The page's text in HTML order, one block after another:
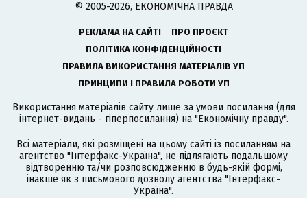
© 2005-2026, ЕКОНОМІЧНА ПРАВДА
РЕКЛАМА НА САЙТІ
ПРО ПРОЄКТ
ПОЛІТИКА КОНФІДЕНЦІЙНОСТІ
ПРАВИЛА ВИКОРИСТАННЯ МАТЕРІАЛІВ УП
ПРИНЦИПИ І ПРАВИЛА РОБОТИ УП
Використання матеріалів сайту лише за умови посилання (для
інтернет-видань - гіперпосилання) на "Економічну правду".
Всі матеріали, які розміщені на цьому сайті із посиланням на
агентство "Інтерфакс-Україна", не підлягають подальшому
відтворенню та/чи розповсюдженню в будь-якій формі,
інакше як з письмового дозволу агентства "Інтерфакс-
Україна".